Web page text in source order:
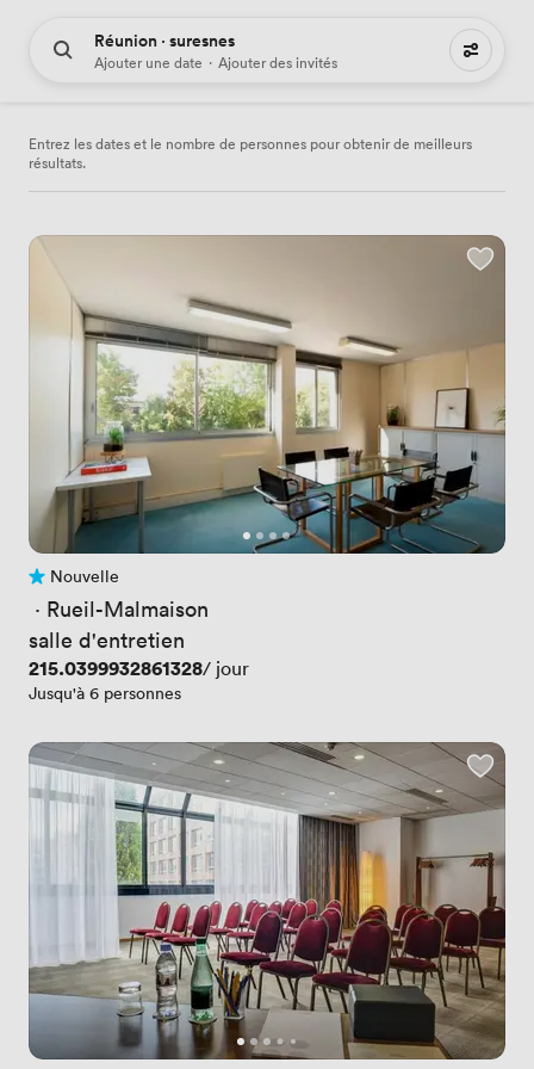
Réunion · suresnes
Ajouter une date · Ajouter des invités
10 lieux de réunion à louer
Entrez les dates et le nombre de personnes pour obtenir de meilleurs
résultats.
Pas encore d'avis
Nouvelle
· Rueil-Malmaison
salle d'entretien
Prix
215.0399932861328/ jour
Jusqu'à 6 personnes